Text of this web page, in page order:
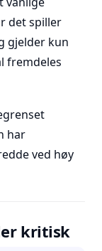
det spiller
gjelder kun
fremdeles
har
ved høy
kritisk